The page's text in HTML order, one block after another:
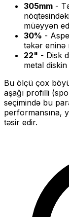
305mm -
müəyyən
30% -
təkər eninə
22" - Disk
metal
Bu ölçü çox
aşağı profilli
seçimində bu
performansına,
təsir edir.